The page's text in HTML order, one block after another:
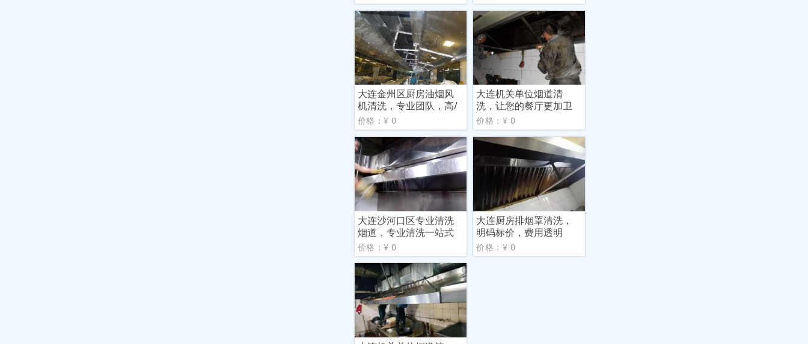
大连金州区厨房油烟风
机清洗，专业团队，高/
效
价格：¥ 0
大连机关单位烟道清
洗，让您的餐厅更加卫
生整洁
价格：¥ 0
大连沙河口区专业清洗
烟道，专业清洗一站式
服务
价格：¥ 0
大连厨房排烟罩清洗，
明码标价，费用透明
价格：¥ 0